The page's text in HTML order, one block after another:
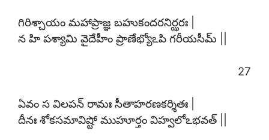
గిరిశ్చాయం మహాప్రాజ్ఞ బహుకందరనిర్ఝరః |
న హి పశ్యామి వైదేహీం ప్రాణేభ్యోఽపి గరీయసీమ్ ||
27
ఏవం స విలపన్ రామః సీతాహరణకర్శితః |
దీనః శోకసమావిష్టో ముహూర్తం విహ్వలోఽభవత్ ||